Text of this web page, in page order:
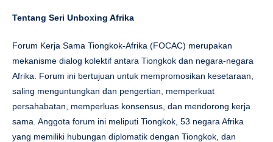
Tentang Seri Unboxing Afrika
Forum Kerja Sama Tiongkok-Afrika (FOCAC) merupakan
mekanisme dialog kolektif antara Tiongkok dan negara-negara
Afrika. Forum ini bertujuan untuk mempromosikan kesetaraan,
saling menguntungkan dan pengertian, memperkuat
persahabatan, memperluas konsensus, dan mendorong kerja
sama. Anggota forum ini meliputi Tiongkok, 53 negara Afrika
yang memiliki hubungan diplomatik dengan Tiongkok, dan